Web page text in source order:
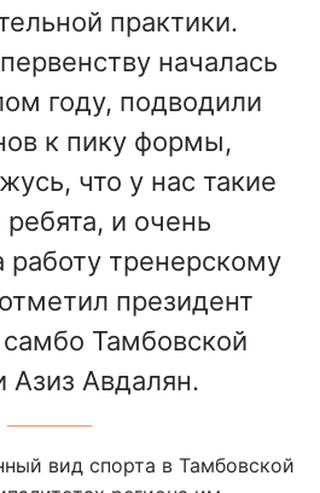
практики.
началась
году, подводили
к пику формы,
что у нас такие
и очень
работу тренерскому
президент
Тамбовской
Азиз Авдалян.
вид спорта в Тамбовской